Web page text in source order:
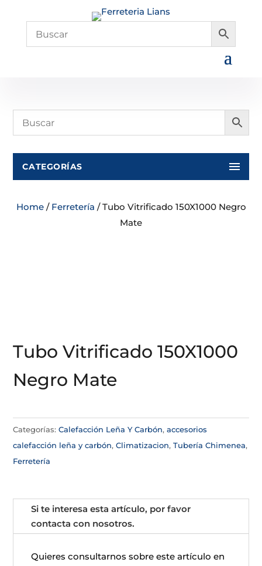
CATEGORÍAS
Home/ Ferretería / Tubo Vitrificado 150X1000 Negro
Mate
Tubo Vitrificado 150X1000
Negro Mate
Categorías:Calefacción Leña Y Carbón,accesorios
calefacción leña y carbón,Climatizacion,Tubería Chimenea,
Ferretería
Si te interesa esta artículo, por favor
contacta con nosotros.
Quieres consultarnos sobre este artículo en